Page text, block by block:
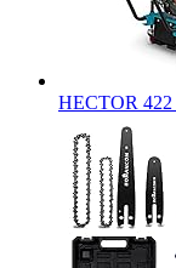
HECTOR 422